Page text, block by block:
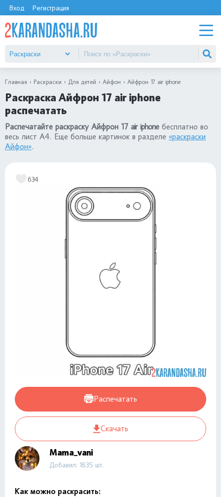
Вход Регистрация
Главная Раскраски Для детей Айфон Айфрон 17 air iphone
Раскраска Айфрон 17 air iphone
распечатать
Распечатайте раскраску Айфрон 17 air iphone бесплатно во
весь лист А4. Еще больше картинок в разделе «раскраски
Айфон».
634
Распечатать
Скачать
Mama_vani
Добавил: 1835 шт.
Как можно раскрасить: